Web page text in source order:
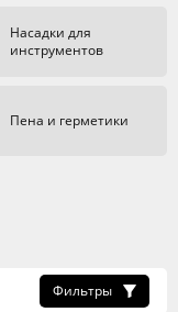
Насадки для
инструментов
Пена и герметики
Фильтры